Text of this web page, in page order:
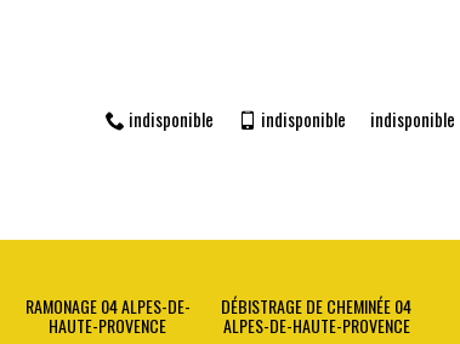
indisponible indisponible indisponible
RAMONAGE 04 ALPES-DE-
HAUTE-PROVENCE
DÉBISTRAGE DE CHEMINÉE 04
ALPES-DE-HAUTE-PROVENCE